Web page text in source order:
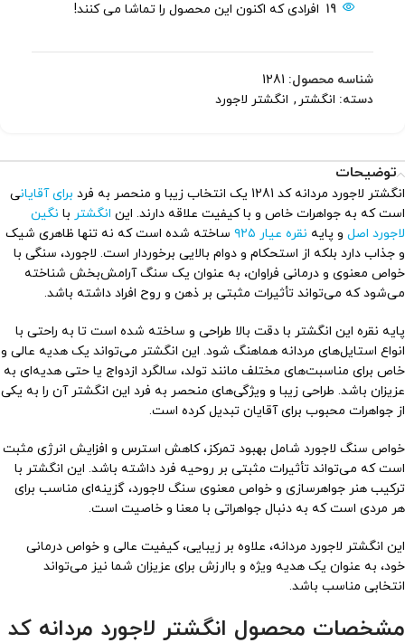
19 افرادی که اکنون این محصول را تماشا می کنند!
شناسه محصول: 1281
دسته: انگشتر , انگشتر لاجورد
توضیحات
انگشتر لاجورد مردانه کد 1281 یک انتخاب زیبا و منحصر به فرد برای آقایانی
است که به جواهرات خاص و با کیفیت علاقه دارند. این انگشتر با نگین
لاجورد اصل و پایه نقره عیار ۹۲۵
ساخته شده است که نه تنها ظاهری شیک
و جذاب دارد بلکه از استحکام و دوام بالایی برخوردار است. لاجورد، سنگی با
خواص معنوی و درمانی فراوان، به عنوان یک سنگ آرامش‌بخش شناخته
می‌شود که می‌تواند تأثیرات مثبتی بر ذهن و روح افراد داشته باشد.
پایه نقره این انگشتر با دقت بالا طراحی و ساخته شده است تا به راحتی با
انواع استایل‌های مردانه هماهنگ شود. این انگشتر می‌تواند یک هدیه عالی و
خاص برای مناسبت‌های مختلف مانند تولد، سالگرد ازدواج یا حتی هدیه‌ای به
عزیزان باشد. طراحی زیبا و ویژگی‌های منحصر به فرد این انگشتر آن را به یکی
از جواهرات محبوب برای آقایان تبدیل کرده است.
خواص سنگ لاجورد شامل بهبود تمرکز، کاهش استرس و افزایش انرژی مثبت
است که می‌تواند تأثیرات مثبتی بر روحیه فرد داشته باشد. این انگشتر با
ترکیب هنر جواهرسازی و خواص معنوی سنگ لاجورد، گزینه‌ای مناسب برای
هر مردی است که به دنبال جواهراتی با معنا و خاصیت است.
این انگشتر لاجورد مردانه، علاوه بر زیبایی، کیفیت عالی و خواص درمانی
خود، به عنوان یک هدیه ویژه و باارزش برای عزیزان شما نیز می‌تواند
انتخابی مناسب باشد.
مشخصات محصول انگشتر لاجورد مردانه کد